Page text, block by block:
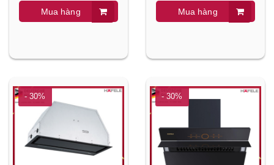
Mua hàng Mua hàng
- 30% - 30%